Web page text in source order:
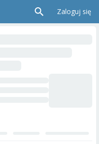
Zaloguj się